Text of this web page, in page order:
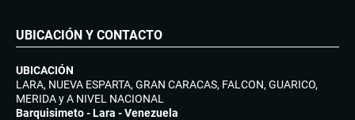
UBICACIÓN Y CONTACTO
UBICACIÓN
LARA, NUEVA ESPARTA, GRAN CARACAS, FALCON, GUARICO,
MERIDA y A NIVEL NACIONAL
Barquisimeto - Lara - Venezuela